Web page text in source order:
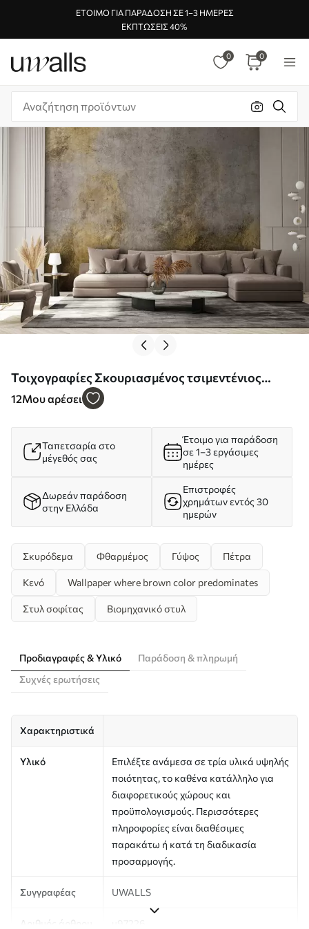
ΈΤΟΙΜΟ ΓΙΑ ΠΑΡΆΔΟΣΗ ΣΕ 1–3 ΗΜΈΡΕΣ
ΕΚΠΤΏΣΕΙΣ 40%
0 0
Τοιχογραφίες Σκουριασμένος τσιμεντένιος
τοίχος Nr. u97226
12Μου αρέσει
Ταπετσαρία στο
μέγεθός σας
Έτοιμο για παράδοση
σε 1–3 εργάσιμες
ημέρες
Δωρεάν παράδοση
στην Ελλάδα
Επιστροφές
χρημάτων εντός 30
ημερών
Σκυρόδεμα Φθαρμέμος Γύψος Πέτρα
Κενό Wallpaper where brown color predominates
Στυλ σοφίτας Βιομηχανικό στυλ
Προδιαγραφές & Υλικό
Παράδοση & πληρωμή
Συχνές ερωτήσεις
Χαρακτηριστικά
Υλικό
Επιλέξτε ανάμεσα σε τρία υλικά υψηλής
ποιότητας, το καθένα κατάλληλο για
διαφορετικούς χώρους και
προϋπολογισμούς. Περισσότερες
πληροφορίες είναι διαθέσιμες
παρακάτω ή κατά τη διαδικασία
προσαρμογής.
Συγγραφέας UWALLS
Αριθμός άρθρου